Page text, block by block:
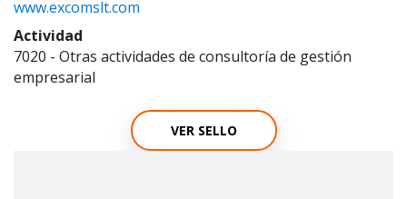
www.excomslt.com
Actividad
7020 - Otras actividades de consultoría de gestión
empresarial
VER SELLO